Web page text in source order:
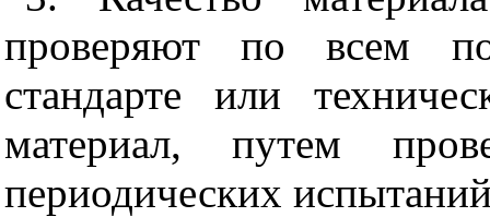
проверяют по всем
стандарте или
материал, путем
периодических